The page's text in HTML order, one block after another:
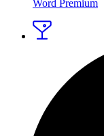
Word Premium